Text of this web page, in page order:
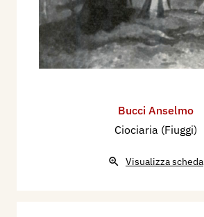
Bucci Anselmo
Ciociaria (Fiuggi)
Visualizza scheda